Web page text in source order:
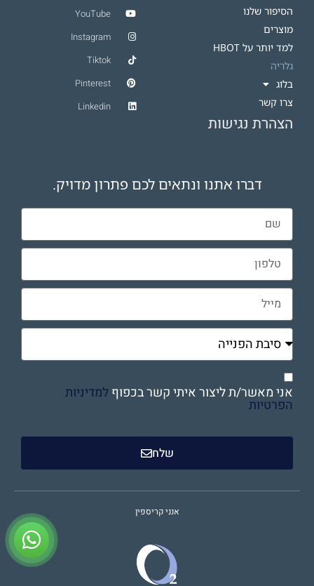
הסיפור שלנו
מוצרים
למד יותר על HBOT​
גלריה
בלוג
צרו קשר
הצהרת נגישות
YouTube
Instagram
Tiktok
Pinterest
Linkedin
דברו אתנו ונתאים לכם פתרון מדויק.
אני מאשר/ת ליצור איתי קשר בכפוףלמדיניות
הפרטיות
שלח
אנני קריספין